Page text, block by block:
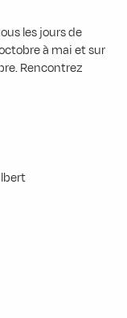
les jours de
à mai et sur
Rencontrez